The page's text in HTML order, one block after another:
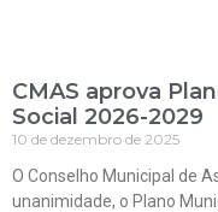
CMAS aprova
Social 2026-2029
10 de dezembro de 2025
O Conselho Municipal de
unanimidade, o Plano